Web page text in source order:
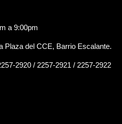
a 9:00pm
Plaza del CCE, Barrio Escalante.
2920 / 2257-2921 / 2257-2922